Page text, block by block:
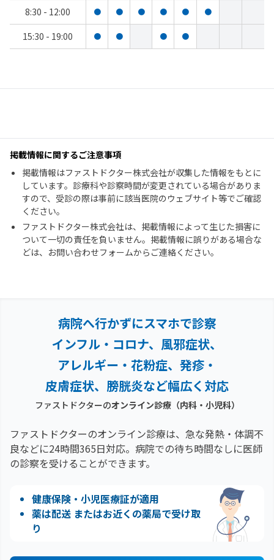
8:30 - 12:00
● ● ● ● ● ●
15:30 - 19:00 ● ● ● ●
掲載情報に関するご注意事項
掲載情報はファストドクター株式会社が収集した情報をもとに
しています。診療科や診察時間が変更されている場合がありま
すので、受診の際は事前に該当医院のウェブサイト等でご確認
ください。
ファストドクター株式会社は、掲載情報によって生じた損害に
ついて一切の責任を負いません。掲載情報に誤りがある場合な
どは、お問い合わせフォームからご連絡ください。
病院へ行かずにスマホで診察
インフル・コロナ、風邪症状、
アレルギー・花粉症、 発疹・
皮膚症状、膀胱炎など幅広く対応
ファストドクターのオンライン診療（内科・小児科）
ファストドクターのオンライン診療は、急な発熱・体調不
良などに24時間365日対応。 病院での待ち時間なしに医師
の診察を受けることができます。
健康保険・小児医療証が適用
薬は配送 またはお近くの薬局で受け取
り